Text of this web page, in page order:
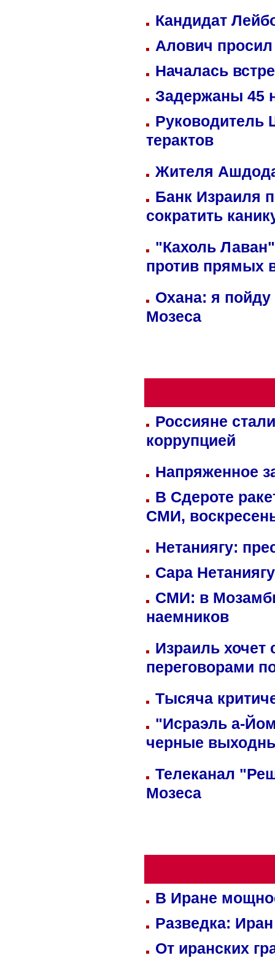
Кандидат
Алович просил
Началась
Задержаны 45
Руководитель
терактов
Жителя
Банк Израиля
сократить
"Кахоль
против прямых
Охана: я пойду
Мозеса
Россияне
коррупцией
Напряженное
В Сдероте
СМИ,
Нетаниягу:
Сара
СМИ: в
наемников
Израиль хочет
переговорами
Тысяча
"Исраэль а-
черные
Телеканал
Мозеса
В Иране
Разведка:
От иранских